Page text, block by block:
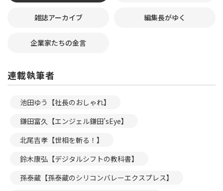
雑誌アーカイブ 編集長がゆく
企業家たちの金言
連載執筆者
池田ゆう【社長のおしゃれ】
鎌田富久【エンジェル鎌田’sEye】
北尾吉孝【世相を斬る！】
鈴木康弘【デジタルシフトの教科書】
孫泰蔵【孫泰蔵のシリコンバレーエクスプレス】